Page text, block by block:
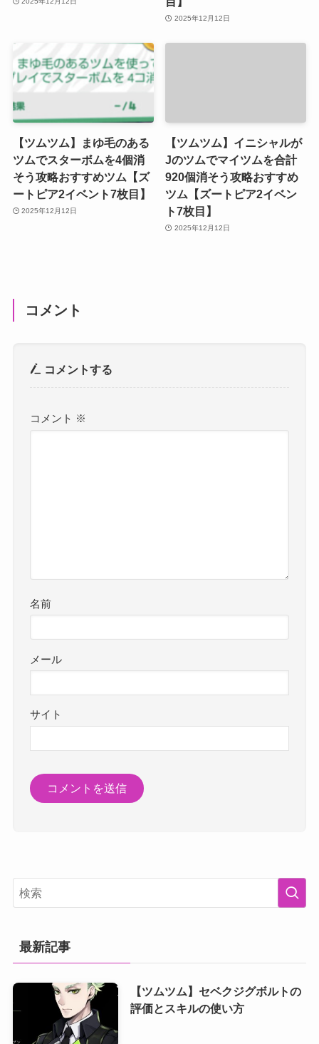
2025年12月12日
【ツムツム】まゆ毛のある
ツムでスターボムを4個消
そう攻略おすすめツム【ズ
ートピア2イベント7枚目】
2025年12月12日
【ツムツム】イニシャルが
Jのツムでマイツムを合計
920個消そう攻略おすすめ
ツム【ズートピア2イベン
ト7枚目】
2025年12月12日
コメント
コメントする
コメント ※
名前
メール
サイト
最新記事
【ツムツム】セベクジグボルトの
評価とスキルの使い方